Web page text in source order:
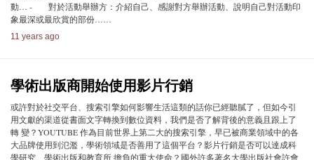
動… - 對於活動舉辦方：介紹自己、感謝對方舉辦活動、說明自己對活動印
象最深或最欣賞的部份……
11 years ago
學術出版商開始使用影片行銷
或許對於社交平台、搜索引擎如何影響生活這類的話你已經聽膩了，但如今引
用文獻的渠道從書面文字轉換到數位資料，我們是否了解背後的意義且跟上了
轉 變？YOUTUBE 作為目前世界上第二大的搜索引擎，早已被商業領域中的各
大品牌使用到氾濫，學術領域是否善用了這個平台？影片行銷是否可以達成科
學研究、學術出版和教育所 擔負的重大使命？國外許多著名大學出版社會許會